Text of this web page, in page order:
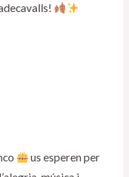
us esperen per